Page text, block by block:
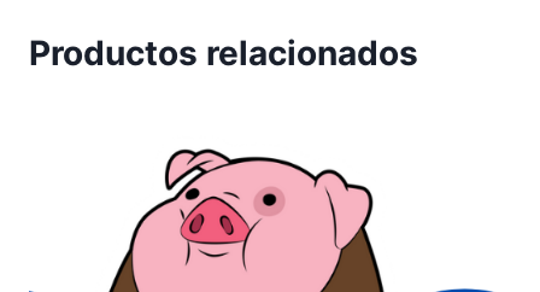
cantidad
Productos relacionados